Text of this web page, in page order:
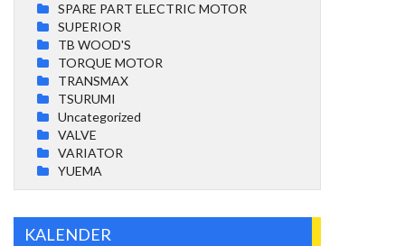
SPARE PART ELECTRIC MOTOR
SUPERIOR
TB WOOD'S
TORQUE MOTOR
TRANSMAX
TSURUMI
Uncategorized
VALVE
VARIATOR
YUEMA
KALENDER